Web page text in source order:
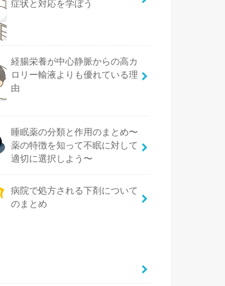
症状と対応を学ぼう
経腸栄養が中心静脈からの高カ
ロリー輸液よりも優れている理
由
睡眠薬の分類と作用のまとめ〜
薬の特徴を知って不眠に対して
適切に選択しよう〜
病院で処方される下剤について
のまとめ